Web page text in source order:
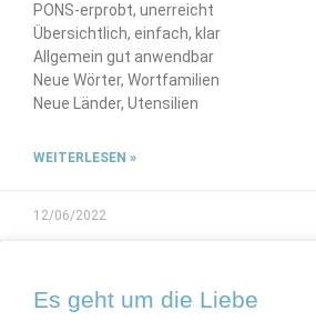
PONS-erprobt, unerreicht
Übersichtlich, einfach, klar
Allgemein gut anwendbar
Neue Wörter, Wortfamilien
Neue Länder, Utensilien
WEITERLESEN »
12/06/2022
Es geht um die Liebe